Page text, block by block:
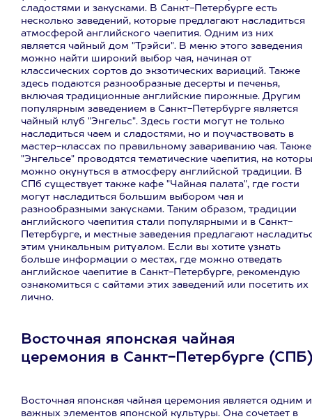
сладостями и закусками. В Санкт-Петербурге есть
несколько заведений, которые предлагают насладиться
атмосферой английского чаепития. Одним из них
является чайный дом "Трэйси". В меню этого заведения
можно найти широкий выбор чая, начиная от
классических сортов до экзотических вариаций. Также
здесь подаются разнообразные десерты и печенья,
включая традиционные английские пирожные. Другим
популярным заведением в Санкт-Петербурге является
чайный клуб "Энгельс". Здесь гости могут не только
насладиться чаем и сладостями, но и поучаствовать в
мастер-классах по правильному завариванию чая.
"Энгельсе" проводятся тематические чаепития, на
можно окунуться в атмосферу английской традиции. В
СПб существует также кафе "Чайная палата", где гости
могут насладиться большим выбором чая и
разнообразными закусками. Таким образом, традиции
английского чаепития стали популярными и в Санкт-
Петербурге, и местные заведения предлагают
этим уникальным ритуалом. Если вы хотите узнать
больше информации о местах, где можно отведать
английское чаепитие в Санкт-Петербурге, рекомендую
ознакомиться с сайтами этих заведений или посетить их
лично.
Восточная японская чайная
церемония в Санкт-Петербурге (СПБ)
Восточная японская чайная церемония является одним
важных элементов японской культуры. Она сочетает в